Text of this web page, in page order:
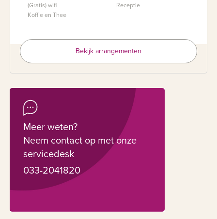
(Gratis) wifi
Koffie en Thee
Receptie
Bekijk arrangementen
Meer weten?
Neem contact op met onze
servicedesk
033-2041820